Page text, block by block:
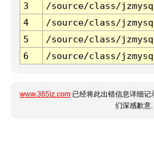
3 /source/class/
4
/source/class/
5
/source/class/
6
/source/class/
www.365jz.com 已经将此出错信息详细
们深感歉意.